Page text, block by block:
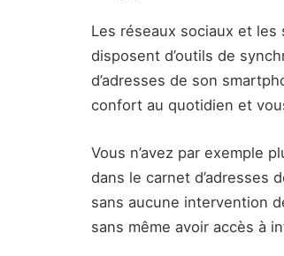
Les réseaux sociaux et
disposent d’outils de
d’adresses de son
confort au quotidien et
Vous n’avez par exemple
dans le carnet d’adresses
sans aucune intervention
sans même avoir accès à